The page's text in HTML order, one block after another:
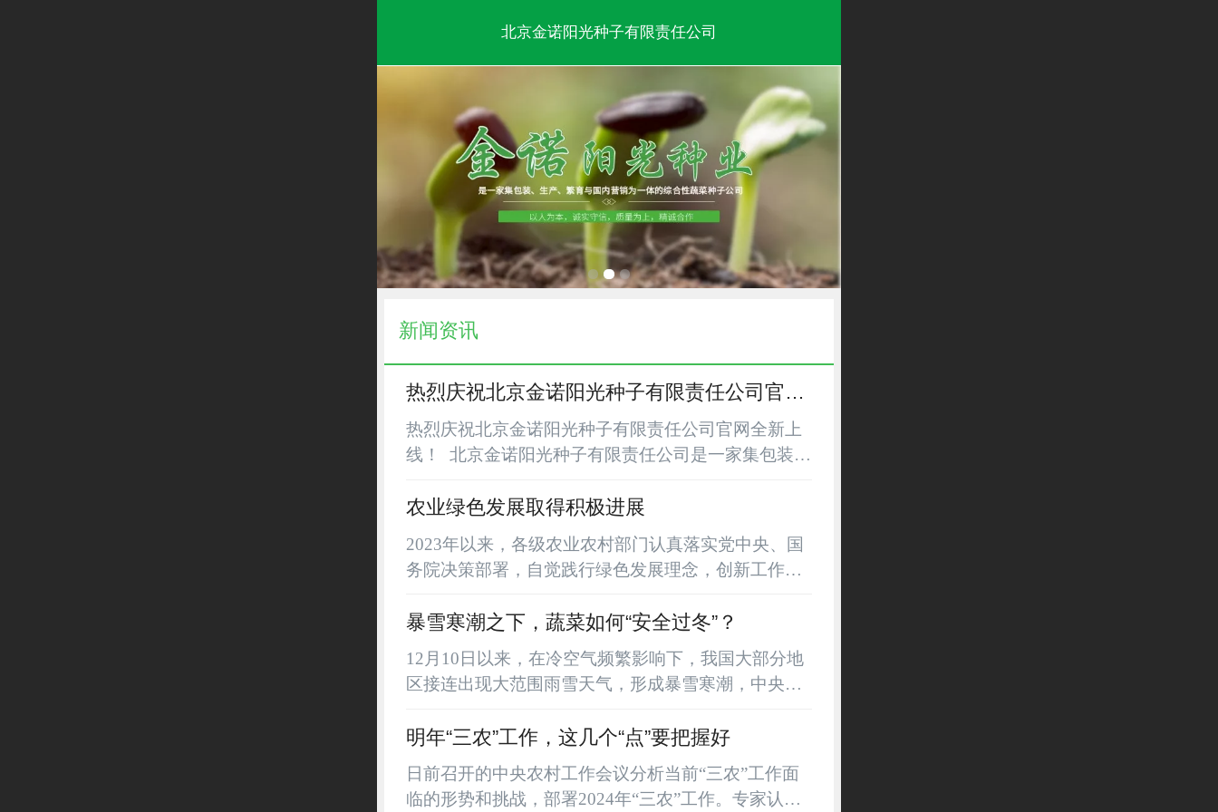
北京金诺阳光种子有限责任公司
新闻资讯
热烈庆祝北京金诺阳光种子有限责任公司官网
全新上线！
热烈庆祝北京金诺阳光种子有限责任公司官网全新上
线！ 北京金诺阳光种子有限责任公司是一家集包装、
司，公司注册于北京丰台种子市场，成立于二零零四
粮、叶菜等，品种丰富，质量过硬。拥有一批长期从
事种子业务的资深骨干和专业能手，并在全国范围内
农业绿色发展取得积极进展
2023年以来，各级农业农村部门认真落实党中央、国
务院决策部署，自觉践行绿色发展理念，创新工作思
业资源保育能力稳步增强。实施国家黑土地保护工
至目前，全国已建成高标准农田10亿亩，耕地平均等
级达到4.76。建设农业节水灌溉面积达5.91亿亩，农
源保护体...
暴雪寒潮之下，蔬菜如何“安全过冬”？
12月10日以来，在冷空气频繁影响下，我国大部分地
区接连出现大范围雨雪天气，形成暴雪寒潮，中央气
生产产生什么影响？我国蔬菜供应能否稳得住、供得
次暴雪寒潮天气极端性较强、影响范围广、持续时间
明年“三农”工作，这几个“点”要把握好
日前召开的中央农村工作会议分析当前“三农”工作面
临的形势和挑战，部署2024年“三农”工作。专家认